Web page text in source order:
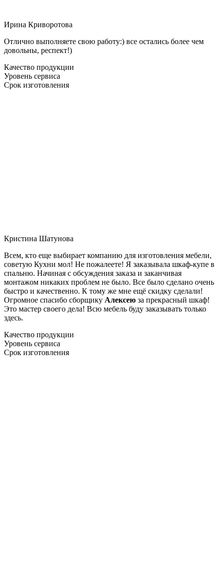
Ирина Криворотова
Отлично выполняете свою работу:) все остались более чем
довольны, респект!)
Качество продукции
Уровень сервиса
Срок изготовления
Кристина Шатунова
Всем, кто еще выбирает компанию для изготовления мебели,
советую Кухни мол! Не пожалеете! Я заказывала шкаф-купе в
спальню. Начиная с обсуждения заказа и заканчивая
монтажом никаких проблем не было. Все было сделано очень
быстро и качественно. К тому же мне ещё скидку сделали!
Огромное спасибо сборщику Алексею за прекрасный шкаф!
Это мастер своего дела! Всю мебель буду заказывать только
здесь.
Качество продукции
Уровень сервиса
Срок изготовления